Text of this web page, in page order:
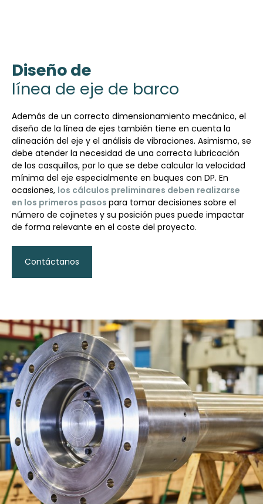
Diseño de
línea de eje de barco
Además de un correcto dimensionamiento mecánico, el
diseño de la línea de ejes también tiene en cuenta la
alineación del eje y el análisis de vibraciones. Asimismo, se
debe atender la necesidad de una correcta lubricación
de los casquillos, por lo que se debe calcular la velocidad
mínima del eje especialmente en buques con DP. En
ocasiones, los cálculos preliminares deben realizarse
en los primeros pasos para tomar decisiones sobre el
número de cojinetes y su posición pues puede impactar
de forma relevante en el coste del proyecto.
Contáctanos